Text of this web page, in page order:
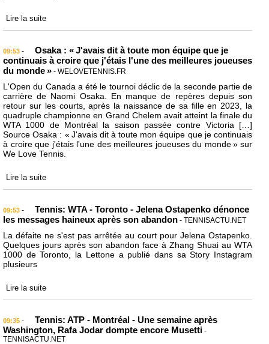
Lire la suite
09:53 -
Osaka : « J'avais dit à toute mon équipe que je
continuais à croire que j'étais l'une des meilleures joueuses
du monde » - WELOVETENNIS.FR
L'Open du Canada a été le tournoi déclic de la seconde partie de
carrière de Naomi Osaka. En manque de repères depuis son
retour sur les courts, après la naissance de sa fille en 2023, la
quadruple championne en Grand Chelem avait atteint la finale du
WTA 1000 de Montréal la saison passée contre Victoria […]
Source Osaka : « J'avais dit à toute mon équipe que je continuais
à croire que j'étais l'une des meilleures joueuses du monde » sur
We Love Tennis.
Lire la suite
09:53 -
Tennis: WTA - Toronto - Jelena Ostapenko dénonce
les messages haineux après son abandon - TENNISACTU.NET
La défaite ne s'est pas arrêtée au court pour Jelena Ostapenko.
Quelques jours après son abandon face à Zhang Shuai au WTA
1000 de Toronto, la Lettone a publié dans sa Story Instagram
plusieurs
Lire la suite
09:35 -
Tennis: ATP - Montréal - Une semaine après
Washington, Rafa Jodar dompte encore Musetti -
TENNISACTU.NET